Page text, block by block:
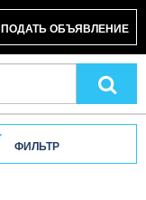
ПОДАТЬ ОБЪЯВЛЕНИЕ
ФИЛЬТР